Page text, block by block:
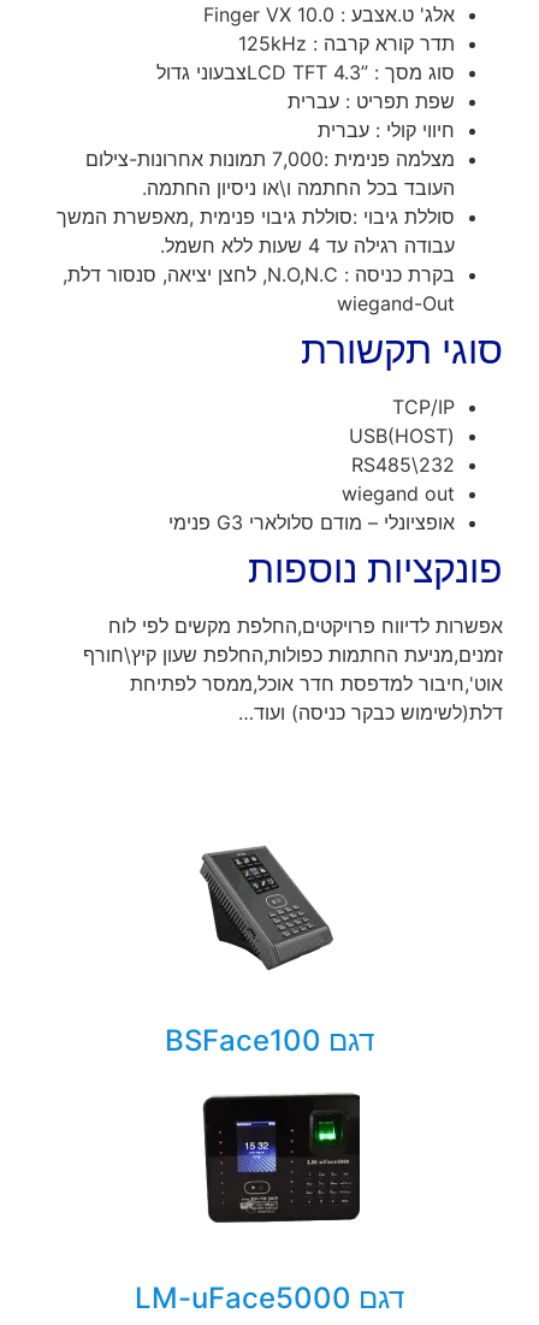
אלג' ט.אצבע : Finger VX 10.0
תדר קורא קרבה : 125kHz
סוג מסך : ”LCD TFT 4.3צבעוני גדול
שפת תפריט : עברית
חיווי קולי : עברית
מצלמה פנימית :7,000 תמונות אחרונות-צילום
העובד בכל החתמה ו\או ניסיון החתמה.
סוללת גיבוי :סוללת גיבוי פנימית ,מאפשרת המשך
עבודה רגילה עד 4 שעות ללא חשמל.
בקרת כניסה : N.O,N.C, לחצן יציאה, סנסור דלת,
wiegand-Out
סוגי תקשורת
TCP/IP
(USB(HOST
RS485\232
wiegand out
אופציונלי – מודם סלולארי G3 פנימי
פונקציות נוספות
אפשרות לדיווח פרויקטים,החלפת מקשים לפי לוח
זמנים,מניעת החתמות כפולות,החלפת שעון קיץ\חורף
אוט',חיבור למדפסת חדר אוכל,ממסר לפתיחת
דלת(לשימוש כבקר כניסה) ועוד…
דגם BSFace100
דגם LM-uFace5000